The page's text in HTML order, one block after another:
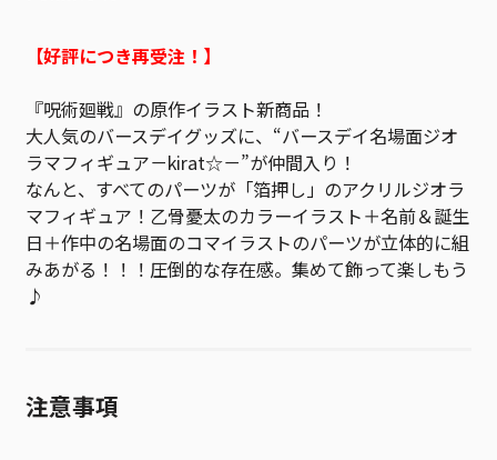
【好評につき再受注！】
『呪術廻戦』の原作イラスト新商品！
大人気のバースデイグッズに、“バースデイ名場面ジオ
ラマフィギュア－kirat☆－”が仲間入り！
なんと、すべてのパーツが「箔押し」のアクリルジオラ
マフィギュア！乙骨憂太のカラーイラスト＋名前＆誕生
日＋作中の名場面のコマイラストのパーツが立体的に組
みあがる！！！圧倒的な存在感。集めて飾って楽しもう
♪
注意事項